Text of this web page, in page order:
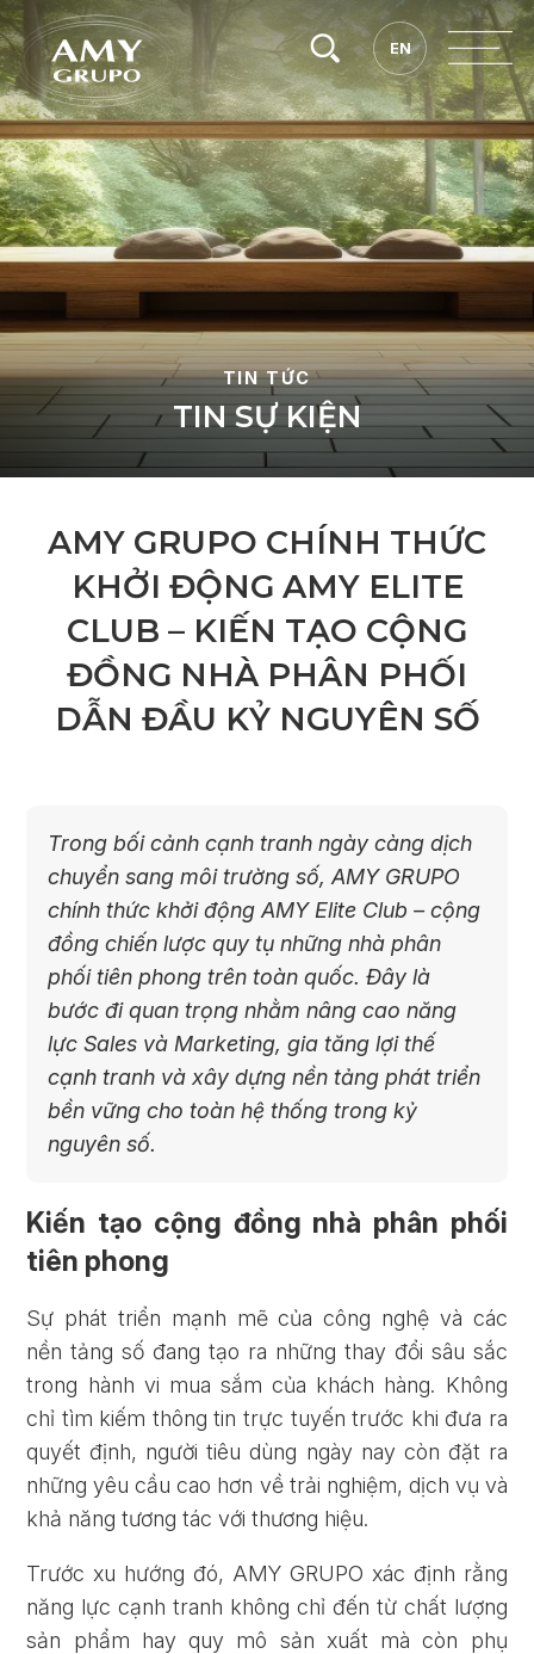
EN
EN
TIN TỨC
TIN SỰ KIỆN
AMY GRUPO CHÍNH THỨC
KHỞI ĐỘNG AMY ELITE
CLUB – KIẾN TẠO CỘNG
ĐỒNG NHÀ PHÂN PHỐI
DẪN ĐẦU KỶ NGUYÊN SỐ
Trong bối cảnh cạnh tranh ngày càng dịch
chuyển sang môi trường số, AMY GRUPO
chính thức khởi động AMY Elite Club – cộng
đồng chiến lược quy tụ những nhà phân
phối tiên phong trên toàn quốc. Đây là
bước đi quan trọng nhằm nâng cao năng
lực Sales và Marketing, gia tăng lợi thế
cạnh tranh và xây dựng nền tảng phát triển
bền vững cho toàn hệ thống trong kỷ
nguyên số.
Kiến tạo cộng đồng nhà phân phối
tiên phong
Sự phát triển mạnh mẽ của công nghệ và các
nền tảng số đang tạo ra những thay đổi sâu sắc
trong hành vi mua sắm của khách hàng. Không
chỉ tìm kiếm thông tin trực tuyến trước khi đưa ra
quyết định, người tiêu dùng ngày nay còn đặt ra
những yêu cầu cao hơn về trải nghiệm, dịch vụ và
khả năng tương tác với thương hiệu.
Trước xu hướng đó, AMY GRUPO xác định rằng
năng lực cạnh tranh không chỉ đến từ chất lượng
sản phẩm hay quy mô sản xuất mà còn phụ
Tìm